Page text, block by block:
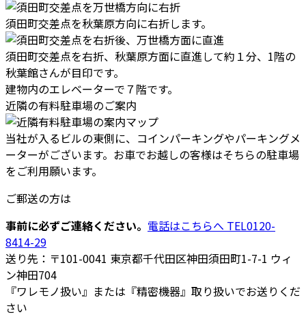
須田町交差点を秋葉原方向に右折します。
須田町交差点を右折、秋葉原方面に直進して約１分、1階の
秋葉館さんが目印です。
建物内のエレベーターで７階です。
近隣の有料駐車場のご案内
当社が入るビルの東側に、コインパーキングやパーキングメ
ーターがございます。お車でお越しの客様はそちらの駐車場
をご利用願います。
ご郵送の方は
事前に必ずご連絡ください。 電話はこちらへ TEL0120-
8414-29
送り先：〒101-0041 東京都千代田区神田須田町1-7-1 ウィ
ン神田704
『ワレモノ扱い』または『精密機器』取り扱いでお送りくだ
さい